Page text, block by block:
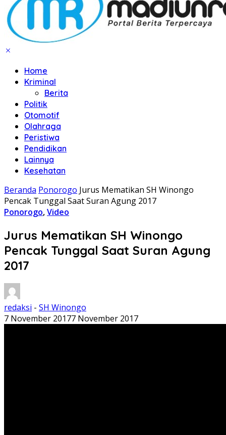
Home
Kriminal
Berita
Politik
Otomotif
Olahraga
Peristiwa
Pendidikan
Lainnya
Kesehatan
Beranda Ponorogo Jurus Mematikan SH Winongo
Pencak Tunggal Saat Suran Agung 2017
Ponorogo,Video
Jurus Mematikan SH Winongo
Pencak Tunggal Saat Suran Agung
2017
redaksi - SH Winongo
7 November 20177 November 2017